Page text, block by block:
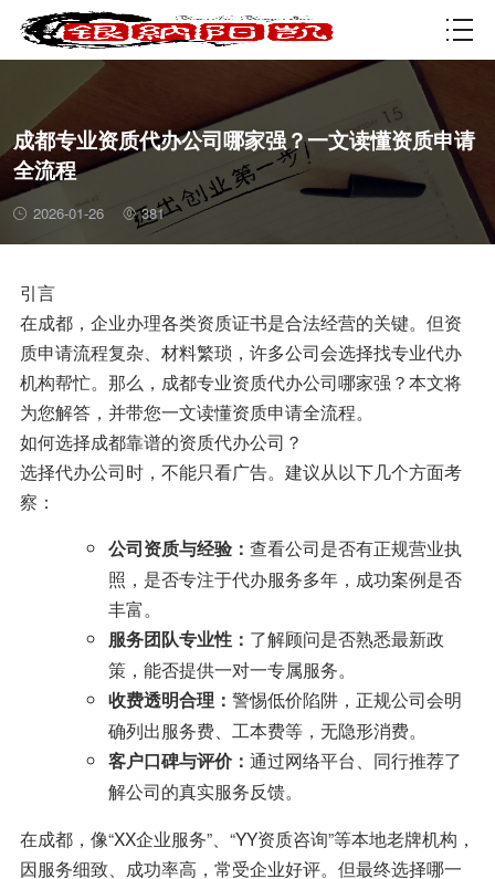
资质许可
成都专业资质代办公司哪家强？一文读懂资质申请
全流程
2026-01-26 381
引言
在成都，企业办理各类资质证书是合法经营的关键。但资
质申请流程复杂、材料繁琐，许多公司会选择找专业代办
机构帮忙。那么，成都专业资质代办公司哪家强？本文将
为您解答，并带您一文读懂资质申请全流程。
如何选择成都靠谱的资质代办公司？
选择代办公司时，不能只看广告。建议从以下几个方面考
察：
公司资质与经验： 查看公司是否有正规营业执
照，是否专注于代办服务多年，成功案例是否
丰富。
服务团队专业性： 了解顾问是否熟悉最新政
策，能否提供一对一专属服务。
收费透明合理： 警惕低价陷阱，正规公司会明
确列出服务费、工本费等，无隐形消费。
客户口碑与评价： 通过网络平台、同行推荐了
解公司的真实服务反馈。
在成都，像“XX企业服务”、“YY资质咨询”等本地老牌机构，
因服务细致、成功率高，常受企业好评。但最终选择哪一